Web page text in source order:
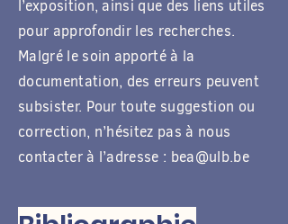
l’exposition, ainsi que des liens utiles
pour approfondir les recherches.
Malgré le soin apporté à la
documentation, des erreurs peuvent
subsister. Pour toute suggestion ou
correction, n’hésitez pas à nous
contacter à l’adresse : bea@ulb.be